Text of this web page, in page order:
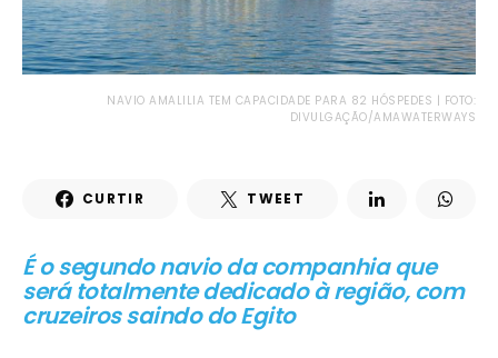
NAVIO AMALILIA TEM CAPACIDADE PARA 82 HÓSPEDES | FOTO:
DIVULGAÇÃO/AMAWATERWAYS
CURTIR TWEET
É o segundo navio da companhia que
será totalmente dedicado à região, com
cruzeiros saindo do Egito